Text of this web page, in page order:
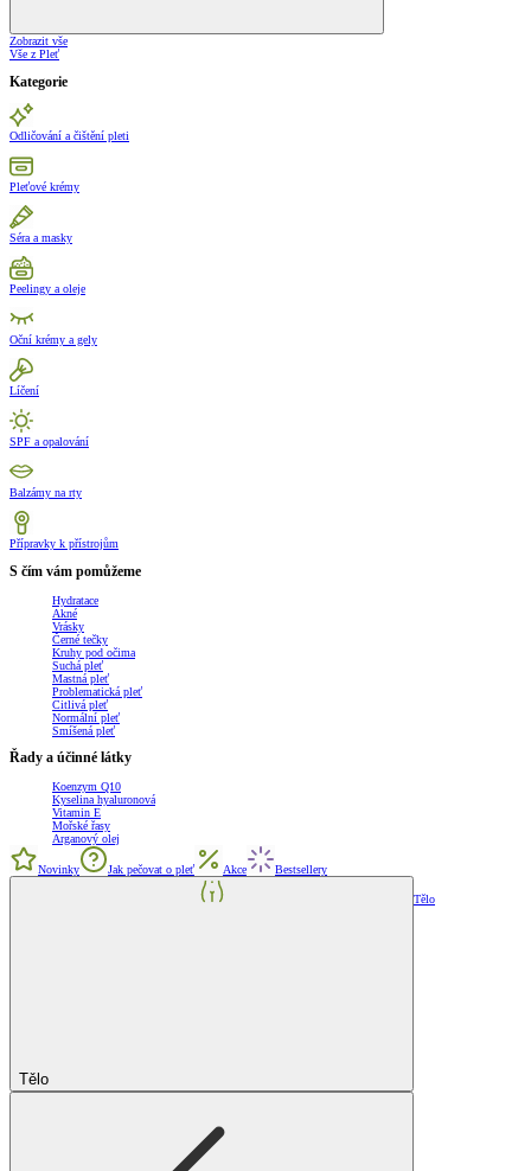
Zobrazit vše
Vše z Pleť
Kategorie
Odličování a čištění pleti
Pleťové krémy
Séra a masky
Peelingy a oleje
Oční krémy a gely
Líčení
SPF a opalování
Balzámy na rty
Přípravky k přístrojům
S čím vám pomůžeme
Hydratace
Akné
Vrásky
Černé tečky
Kruhy pod očima
Suchá pleť
Mastná pleť
Problematická pleť
Citlivá pleť
Normální pleť
Smíšená pleť
Řady a účinné látky
Koenzym Q10
Kyselina hyaluronová
Vitamin E
Mořské řasy
Arganový olej
Novinky Jak pečovat o pleť Akce Bestsellery
Tělo
Tělo